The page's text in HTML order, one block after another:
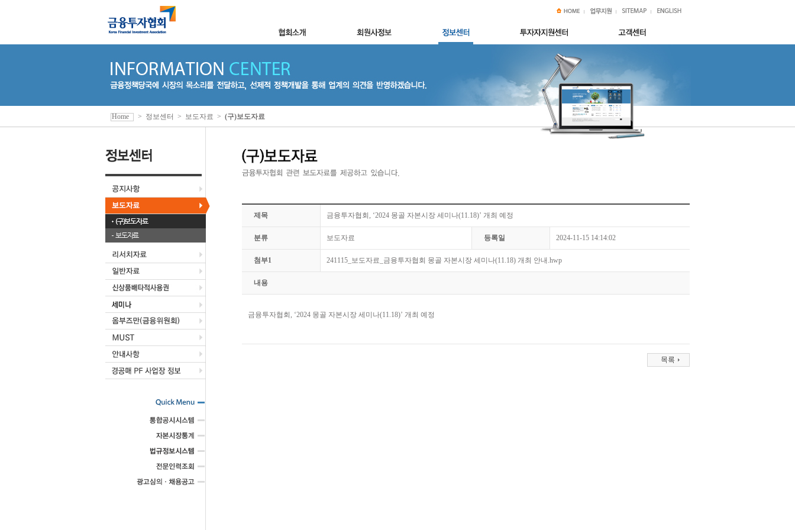
(구)보도자료
보도자료
Home > 정보센터 > 보도자료 > (구)보도자료
제목 금융투자협회, ‘2024 몽골 자본시장 세미나(11.18)’ 개최 예정
분류 보도자료 등록일 2024-11-15 14:14:02
첨부1 241115_보도자료_금융투자협회 몽골 자본시장 세미나(11.18) 개최 안내.hwp
내용
금융투자협회, ‘2024 몽골 자본시장 세미나(11.18)’ 개최 예정